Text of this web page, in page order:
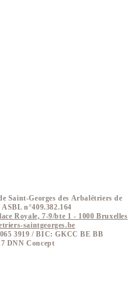
Saint-Georges des Arbalétriers de
n°409.382.164
Royale, 7-9/bte 1 - 1000 Bruxelles
saintgeorges.be
3919 / BIC: GKCC BE BB
DNN Concept